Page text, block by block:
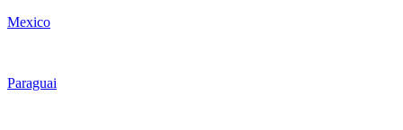
Mexico
Paraguai